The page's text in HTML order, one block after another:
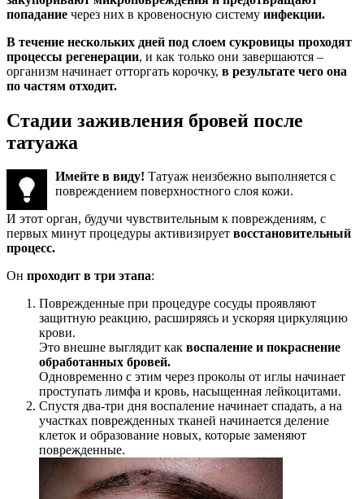
попадание через них в кровеносную систему инфекции.
В течение нескольких дней под слоем сукровицы проходят
процессы регенерации, и как только они завершаются –
организм начинает отторгать корочку, в результате чего она
по частям отходит.
Стадии заживления бровей после
татуажа
Имейте в виду! Татуаж неизбежно выполняется с
повреждением поверхностного слоя кожи.
И этот орган, будучи чувствительным к повреждениям, с
первых минут процедуры активизирует восстановительный
процесс.
Он проходит в три этапа:
Поврежденные при процедуре сосуды проявляют
защитную реакцию, расширяясь и ускоряя циркуляцию
крови.
Это внешне выглядит как воспаление и покраснение
обработанных бровей.
Одновременно с этим через проколы от иглы начинает
проступать лимфа и кровь, насыщенная лейкоцитами.
Спустя два-три дня воспаление начинает спадать, а на
участках поврежденных тканей начинается деление
клеток и образование новых, которые заменяют
поврежденные.